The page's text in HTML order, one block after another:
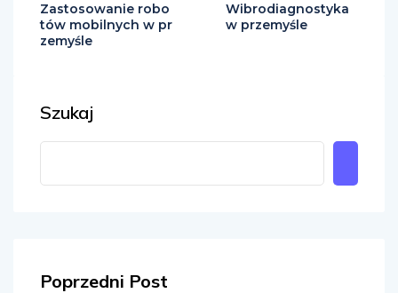
Zastosowanie robo
tów mobilnych w pr
zemyśle
Wibrodiagnostyka
w przemyśle
Szukaj
Poprzedni Post